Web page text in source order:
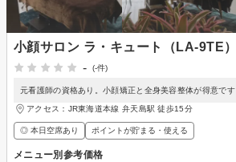
小顔サロン ラ・キュート（LA-9TE）
-
(-件)
元看護師の資格あり。小顔矯正と全身美容整体が得意です
アクセス：JR東海道本線 弁天島駅 徒歩15分
◎ 本日空席あり ポイントが貯まる・使える
メニュー別参考価格